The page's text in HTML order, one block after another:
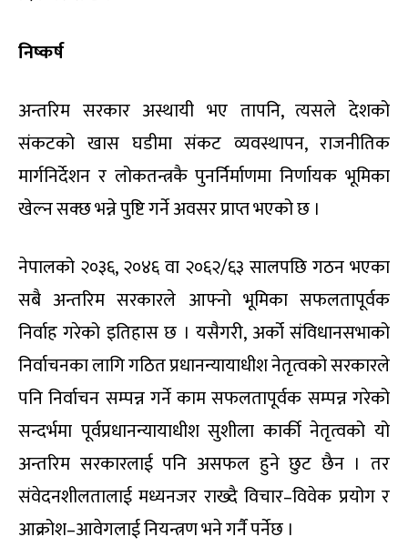
निष्कर्ष
अन्तरिम सरकार अस्थायी भए तापनि, त्यसले देशको
संकटको खास घडीमा संकट व्यवस्थापन, राजनीतिक
मार्गनिर्देशन र लोकतन्त्रकै पुनर्निर्माणमा निर्णायक भूमिका
खेल्न सक्छ भन्ने पुष्टि गर्ने अवसर प्राप्त भएको छ ।
नेपालको २०३६, २०४६ वा २०६२/६३ सालपछि गठन भएका
सबै अन्तरिम सरकारले आफ्नो भूमिका सफलतापूर्वक
निर्वाह गरेको इतिहास छ । यसैगरी, अर्को संविधानसभाको
निर्वाचनका लागि गठित प्रधानन्यायाधीश नेतृत्वको सरकारले
पनि निर्वाचन सम्पन्न गर्ने काम सफलतापूर्वक सम्पन्न गरेको
सन्दर्भमा पूर्वप्रधानन्यायाधीश सुशीला कार्की नेतृत्वको यो
अन्तरिम सरकारलाई पनि असफल हुने छुट छैन । तर
संवेदनशीलतालाई मध्यनजर राख्दै विचार–विवेक प्रयोग र
आक्रोश–आवेगलाई नियन्त्रण भने गर्नै पर्नेछ ।